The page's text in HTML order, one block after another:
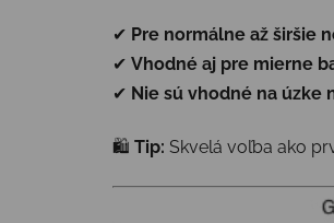
✔ Pre normálne až širšie
✔ Vhodné aj pre mierne
✔ Nie sú vhodné na úzke
🛍️ Tip: Skvelá voľba ako